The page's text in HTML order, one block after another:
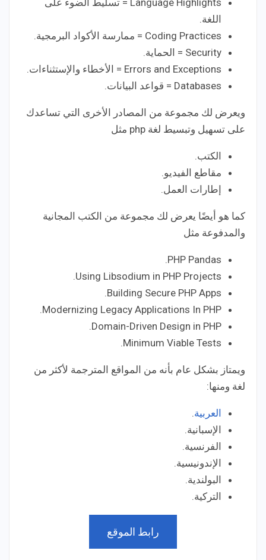
اللغة.
Coding Practices = ممارسة الأكواد البرمجية.
Security = الحماية.
Errors and Exceptions = الأخطاء والإستثناءات.
Databases = قواعد البيانات.
ويعرض لك مجموعة من المصادر الأخرى التي تساعدك
على تسهيل وتبسيط لغة php مثل
الكتب.
مقاطع الفيديو.
إطارات العمل.
كما هو أيضًا يعرض لك مجموعة من الكتب المجانية
والمدفوعة مثل
PHP Pandas.
Using Libsodium in PHP Projects.
Building Secure PHP Apps.
Modernizing Legacy Applications In PHP.
Domain-Driven Design in PHP.
Minimum Viable Tests.
ويمتاز بشكل عام بأنه من المواقع المترجمة لأكثر من
لغة ومنها:
العربية.
الإسبانية.
الفرنسية.
الإندونيسية.
البولندية.
التركية.
رابط الموقع